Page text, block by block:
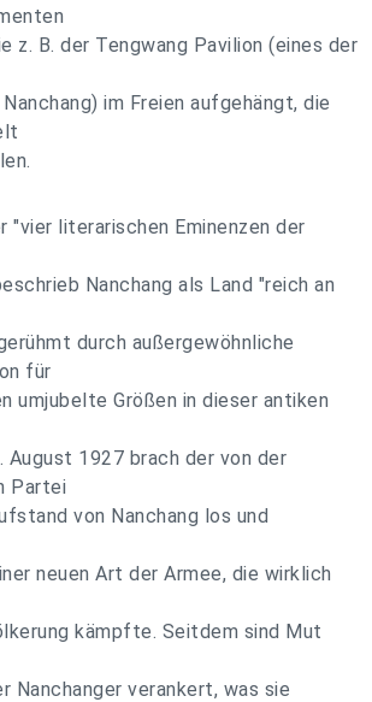
z. B. der Tengwang Pavilion (eines der
im Freien aufgehängt, die
"vier literarischen Eminenzen der
Nanchang als Land "reich an
durch außergewöhnliche
für
umjubelte Größen in dieser antiken
August 1927 brach der von der
Partei
von Nanchang los und
neuen Art der Armee, die wirklich
kämpfte. Seitdem sind Mut
Nanchanger verankert, was sie